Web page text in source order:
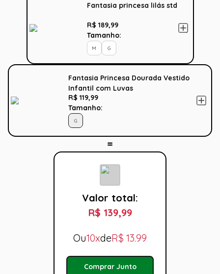
Fantasia princesa lilás std
R$ 189,99
Tamanho:
M G
Fantasia Princesa Dourada Vestido
Infantil com Luvas
R$ 119,99
Tamanho:
G
Valor total:
R$ 139,99
Ou10xdeR$ 13.99
Comprar Junto